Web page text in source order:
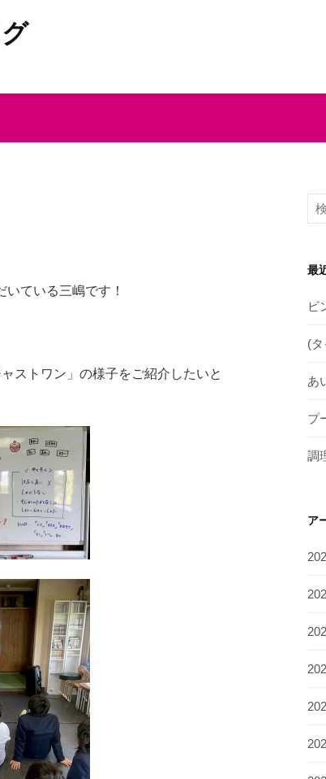
ている三嶋です！
ストワン」の様子をご紹介したいと
検
索:
最
ビ
(
あ
プ
調
ア